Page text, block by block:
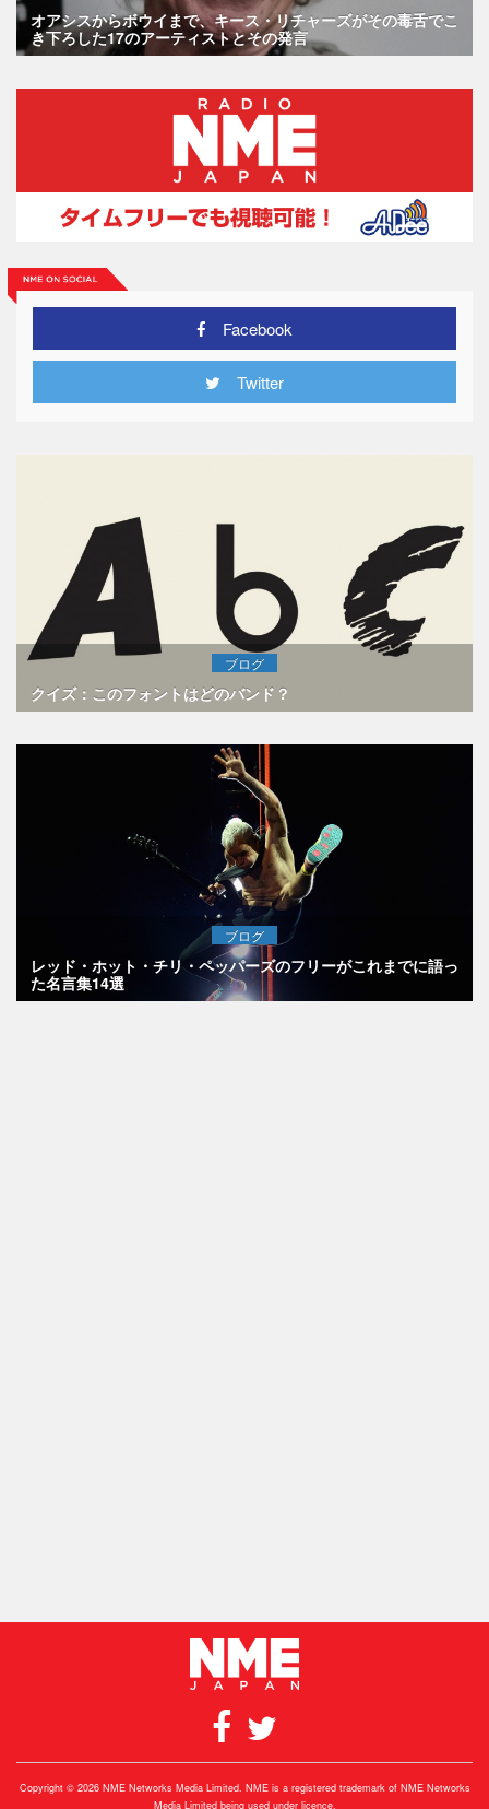
オアシスからボウイまで、キース・リチャーズがその毒舌でこ
き下ろした17のアーティストとその発言
Facebook
Twitter
ブログ
クイズ：このフォントはどのバンド？
ブログ
レッド・ホット・チリ・ペッパーズのフリーがこれまでに語っ
た名言集14選
Copyright © 2026 NME Networks Media Limited. NME is a registered trademark of NME Networks
Media Limited being used under licence.